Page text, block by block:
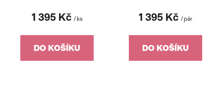
Preciosa 7492 01
1 395 Kč / ks
DO KOŠÍKU
Preciosa 7493 01
1 395 Kč / pár
DO KOŠÍKU